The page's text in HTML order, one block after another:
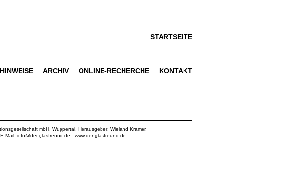
STARTSEITE
ARCHIV ONLINE-RECHERCHE KONTAKT
mbH , Wuppertal. Herausgeber: Wieland Kramer.
Mail: info@der-glasfreund.de - www.der-glasfreund.de